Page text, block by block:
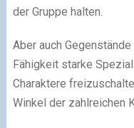
der Gruppe halten.
Aber auch
Fähigkeit starke
Charaktere
Winkel der zahlreichen